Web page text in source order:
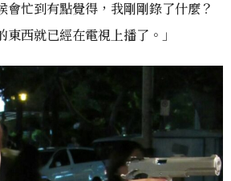
會忙到有點覺得，我剛剛錄了什麼？
西就已經在電視上播了。」